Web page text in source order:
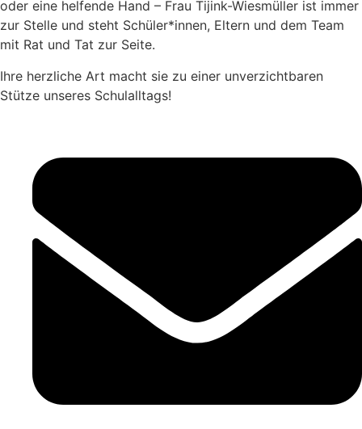
oder eine helfende Hand – Frau Tijink-Wiesmüller ist immer
zur Stelle und steht Schüler*innen, Eltern und dem Team
mit Rat und Tat zur Seite.
Ihre herzliche Art macht sie zu einer unverzichtbaren
Stütze unseres Schulalltags!